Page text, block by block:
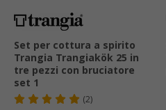
Set per cottura a spirito
Trangia Trangiakök 25 in
tre pezzi con bruciatore
set 1
(2)